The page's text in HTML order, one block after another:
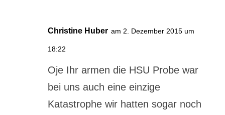
Christine Huber am 2. Dezember 2015 um
18:22
Oje Ihr armen die HSU Probe war
bei uns auch eine einzige
Katastrophe wir hatten sogar noch